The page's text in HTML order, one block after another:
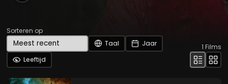
Sorteren op
Taal
Jaar
Leeftijd
1 Films